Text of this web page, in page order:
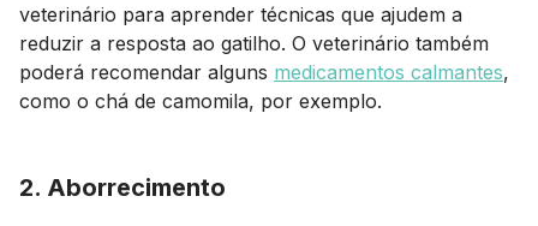
veterinário para aprender técnicas que ajudem a
reduzir a resposta ao gatilho. O veterinário também
poderá recomendar alguns medicamentos calmantes,
como o chá de camomila, por exemplo.
2. Aborrecimento